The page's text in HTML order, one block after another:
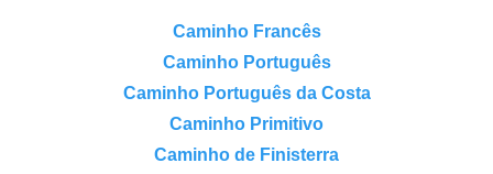
Caminho Francês
Caminho Português
Caminho Português da Costa
Caminho Primitivo
Caminho de Finisterra